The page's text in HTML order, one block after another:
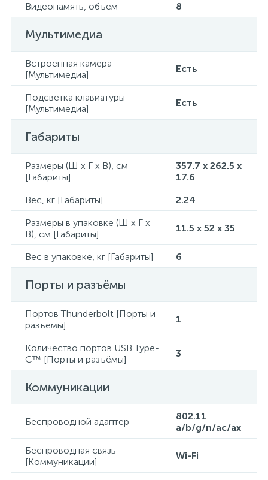
Видеопамять, объем
8
Мультимедиа
Встроенная камера
[Мультимедиа]
Есть
Подсветка клавиатуры
[Мультимедиа]
Есть
Габариты
Размеры (Ш x Г x В), см
[Габариты]
357.7 x 262.5 x
17.6
Вес, кг [Габариты]
2.24
Размеры в упаковке (Ш x Г x
В), см [Габариты]
11.5 x 52 x 35
Вес в упаковке, кг [Габариты] 6
Порты и разъёмы
Портов Thunderbolt [Порты и
разъёмы]
1
Количество портов USB Type-
C™ [Порты и разъёмы]
3
Коммуникации
Беспроводной адаптер
802.11
a/b/g/n/ac/ax
Беспроводная связь
[Коммуникации]
Wi-Fi